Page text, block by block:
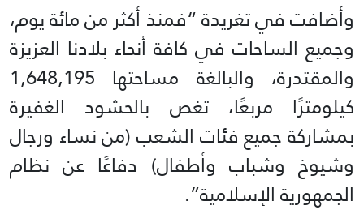
وأضافت في تغريدة “فمنذ أكثر من مائة يوم،
وجميع الساحات في كافة أنحاء بلادنا العزيزة
والمقتدرة، والبالغة مساحتها 1,648,195
كيلومترًا مربعًا، تغص بالحشود الغفيرة
بمشاركة جميع فئات الشعب (من نساء ورجال
وشيوخ وشباب وأطفال) دفاعًا عن نظام
الجمهورية الإسلامية”.